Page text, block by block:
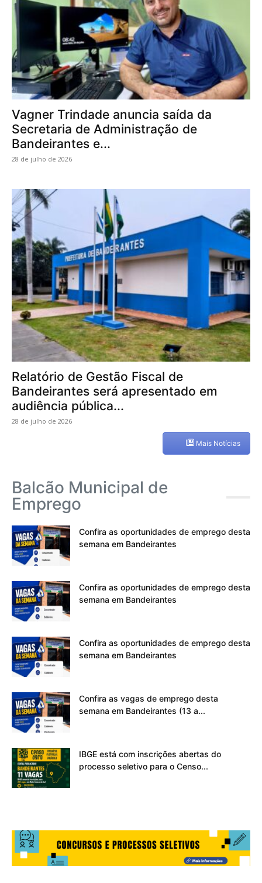
Vagner Trindade anuncia saída da
Secretaria de Administração de
Bandeirantes e...
28 de julho de 2026
Relatório de Gestão Fiscal de
Bandeirantes será apresentado em
audiência pública...
28 de julho de 2026
Mais Notícias
Balcão Municipal de
Emprego
Confira as oportunidades de emprego desta
semana em Bandeirantes
Confira as oportunidades de emprego desta
semana em Bandeirantes
Confira as oportunidades de emprego desta
semana em Bandeirantes
Confira as vagas de emprego desta
semana em Bandeirantes (13 a...
IBGE está com inscrições abertas do
processo seletivo para o Censo...